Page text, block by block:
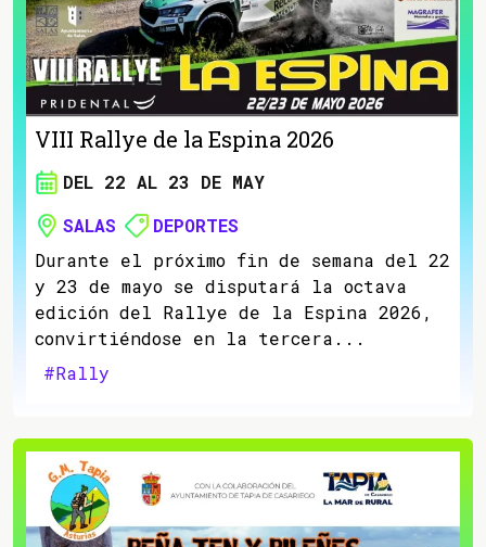
VIII Rallye de la Espina 2026
DEL 22 AL 23 DE MAY
SALAS
DEPORTES
Durante el próximo fin de semana del 22
y 23 de mayo se disputará la octava
edición del Rallye de la Espina 2026,
convirtiéndose en la tercera...
#Rally